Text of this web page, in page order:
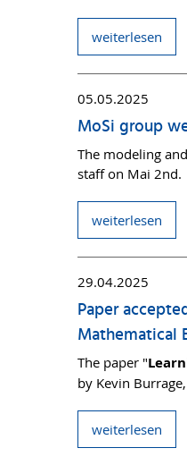
weiterlesen
05.05.2025
MoSi group
The modeling
staff on Mai 2nd.
weiterlesen
29.04.2025
Paper
Mathematical
The paper "
by Kevin
weiterlesen